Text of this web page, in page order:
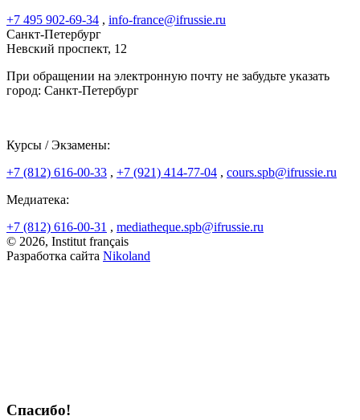
+7 495 902-69-34 , info-france@ifrussie.ru
Санкт-Петербург
Невский проспект, 12
При обращении на электронную почту не забудьте указать
город: Санкт-Петербург
Курсы / Экзамены:
+7 (812) 616-00-33 , +7 (921) 414-77-04 , cours.spb@ifrussie.ru
Медиатека:
+7 (812) 616-00-31 , mediatheque.spb@ifrussie.ru
© 2026, Institut français
Разработка сайта Nikoland
Спасибо!